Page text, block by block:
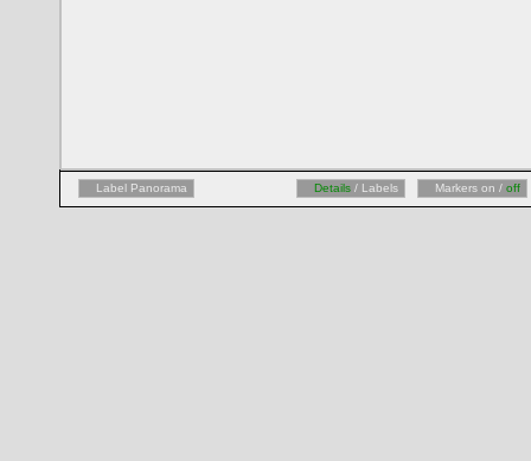
Label Panorama Details / Labels Markers on / off